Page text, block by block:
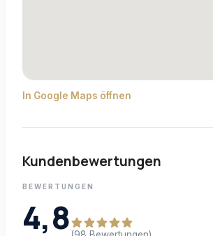
In Google Maps öffnen
Kundenbewertungen
BEWERTUNGEN
4,8